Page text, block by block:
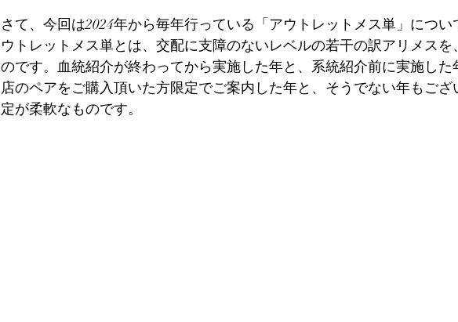
さて、今回は2024年から毎年行っている「アウトレットメス単」につ
ウトレットメス単とは、交配に支障のないレベルの若干の訳アリメスを
のです。血統紹介が終わってから実施した年と、系統紹介前に実施した
店のペアをご購入頂いた方限定でご案内した年と、そうでない年もご
定が柔軟なものです。